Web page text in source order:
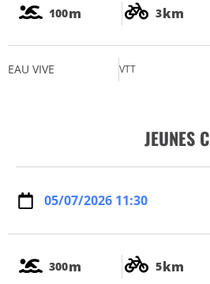
100m 3km
EAU VIVE VTT
JEUNES C
05/07/2026 11:30
300m 5km